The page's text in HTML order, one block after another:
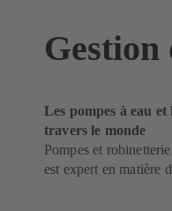
Gestion
Les pompes à eau
travers le monde
Pompes et
est expert en matière